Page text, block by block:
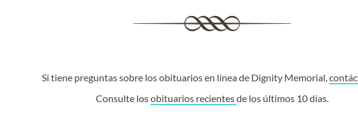
Si tiene preguntas sobre los obituarios en línea de Dignity Memorial,
Consulte losobituarios recientesde los últimos 10 días.